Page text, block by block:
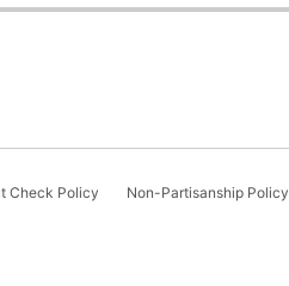
Check Policy Non-Partisanship Policy